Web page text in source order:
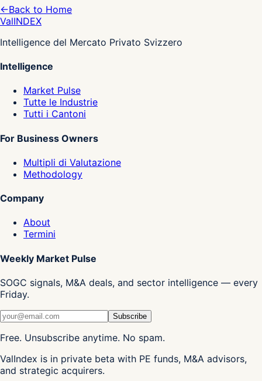
←Back to Home
ValINDEX
Intelligence del Mercato Privato Svizzero
Intelligence
Market Pulse
Tutte le Industrie
Tutti i Cantoni
For Business Owners
Multipli di Valutazione
Methodology
Company
About
Termini
Weekly Market Pulse
SOGC signals, M&A deals, and sector intelligence — every
Friday.
Subscribe
Free. Unsubscribe anytime. No spam.
ValIndex is in private beta with PE funds, M&A advisors,
and strategic acquirers.